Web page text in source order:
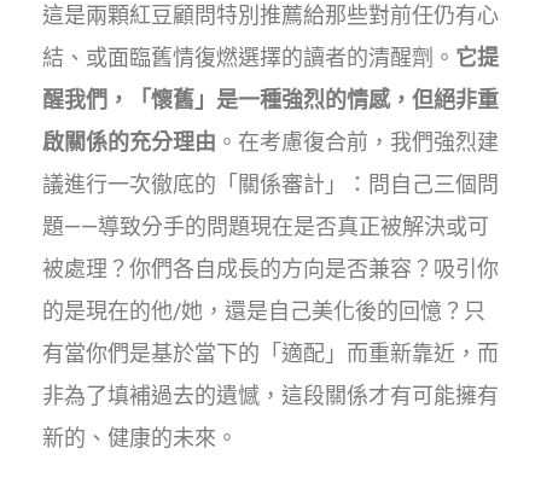
這是兩顆紅豆顧問特別推薦給那些對前任仍有心
結、或面臨舊情復燃選擇的讀者的清醒劑。 它提
醒我們，「懷舊」是一種強烈的情感，但絕非重
啟關係的充分理由 。在考慮復合前，我們強烈建
議進行一次徹底的「關係審計」：問自己三個問
題——導致分手的問題現在是否真正被解決或可
被處理？你們各自成長的方向是否兼容？吸引你
的是現在的他/她，還是自己美化後的回憶？只
有當你們是基於當下的「適配」而重新靠近，而
非為了填補過去的遺憾，這段關係才有可能擁有
新的、健康的未來。